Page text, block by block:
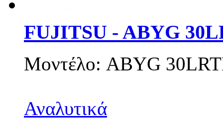
FUJITSU - ABYG
Μοντέλο: ABYG
Αναλυτικά